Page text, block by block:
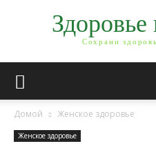
Сохрани
Домой Женское здоровье
Женское здоровье